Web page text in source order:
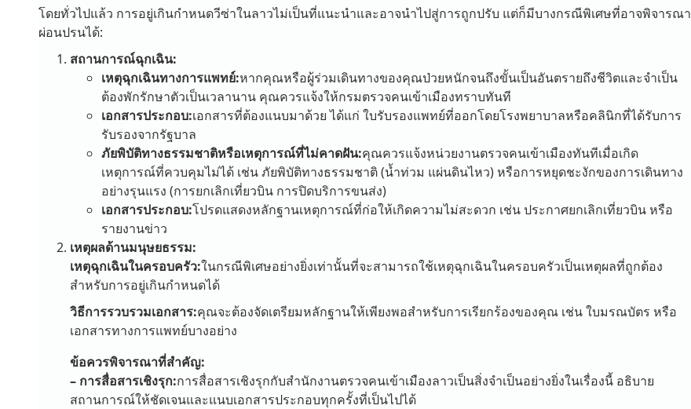
โดยทั่วไปแล้ว การอยู่เกินกำหนดวีซ่าในลาวไม่เป็นที่แนะนำและอาจนำไปสู่การถูกปรับ แต่ก็มีบางกรณีพิเศษที่อาจพิจารณา
ผ่อนปรนได้:
สถานการณ์ฉุกเฉิน:
เหตุฉุกเฉินทางการแพทย์:หากคุณหรือผู้ร่วมเดินทางของคุณป่วยหนักจนถึงขั้นเป็นอันตรายถึงชีวิตและจำเป็น
ต้องพักรักษาตัวเป็นเวลานาน คุณควรแจ้งให้กรมตรวจคนเข้าเมืองทราบทันที
เอกสารประกอบ:เอกสารที่ต้องแนบมาด้วย ได้แก่ ใบรับรองแพทย์ที่ออกโดยโรงพยาบาลหรือคลินิกที่ได้รับการ
รับรองจากรัฐบาล
ภัยพิบัติทางธรรมชาติหรือเหตุการณ์ที่ไม่คาดฝัน:คุณควรแจ้งหน่วยงานตรวจคนเข้าเมืองทันทีเมื่อเกิด
เหตุการณ์ที่ควบคุมไม่ได้ เช่น ภัยพิบัติทางธรรมชาติ (น้ำท่วม แผ่นดินไหว) หรือการหยุดชะงักของการเดินทาง
อย่างรุนแรง (การยกเลิกเที่ยวบิน การปิดบริการขนส่ง)
เอกสารประกอบ:โปรดแสดงหลักฐานเหตุการณ์ที่ก่อให้เกิดความไม่สะดวก เช่น ประกาศยกเลิกเที่ยวบิน หรือ
รายงานข่าว
เหตุผลด้านมนุษยธรรม:
เหตุฉุกเฉินในครอบครัว:ในกรณีพิเศษอย่างยิ่งเท่านั้นที่จะสามารถใช้เหตุฉุกเฉินในครอบครัวเป็นเหตุผลที่ถูกต้อง
สำหรับการอยู่เกินกำหนดได้
วิธีการรวบรวมเอกสาร:คุณจะต้องจัดเตรียมหลักฐานให้เพียงพอสำหรับการเรียกร้องของคุณ เช่น ใบมรณบัตร หรือ
เอกสารทางการแพทย์บางอย่าง
ข้อควรพิจารณาที่สำคัญ:
– การสื่อสารเชิงรุก:การสื่อสารเชิงรุกกับสำนักงานตรวจคนเข้าเมืองลาวเป็นสิ่งจำเป็นอย่างยิ่งในเรื่องนี้ อธิบาย
สถานการณ์ให้ชัดเจนและแนบเอกสารประกอบทุกครั้งที่เป็นไปได้